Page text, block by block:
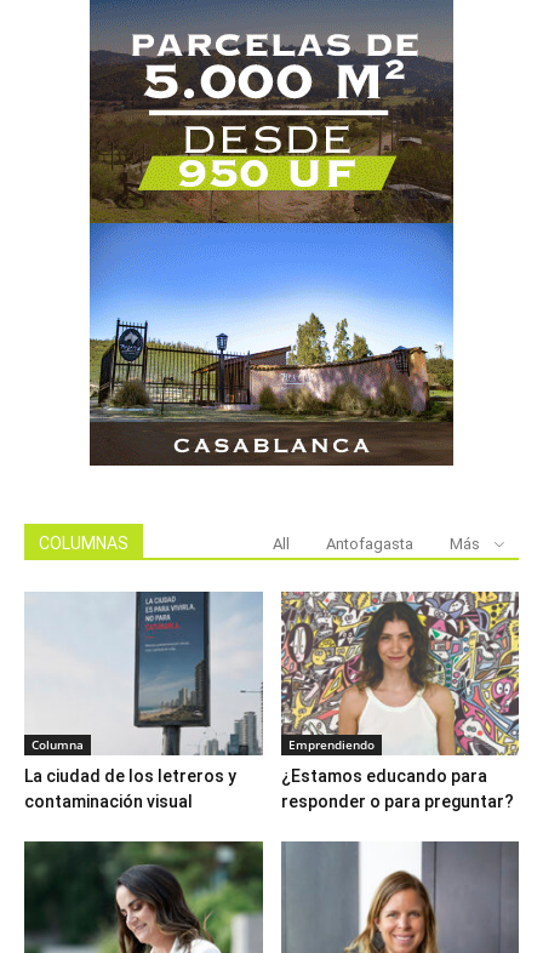
COLUMNAS All Antofagasta Más
Columna
La ciudad de los letreros y
contaminación visual
Emprendiendo
¿Estamos educando para
responder o para preguntar?